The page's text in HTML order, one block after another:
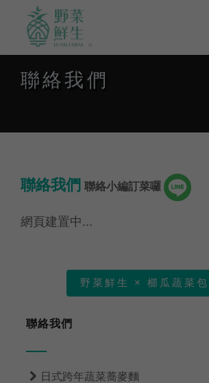
聯絡我們
聯絡我們 聯絡小編訂菜囉
網頁建置中...
野菜鮮生 × 櫛瓜蔬菜包
聯絡我們
 日式跨年蔬菜蕎麥麵